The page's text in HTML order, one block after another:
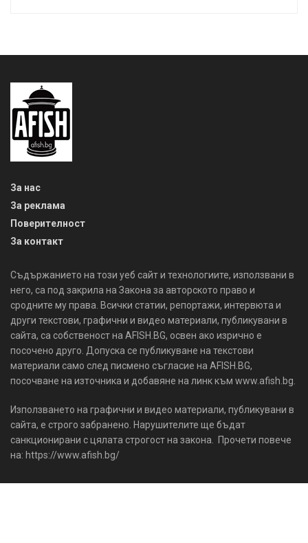
За нас
За реклама
Поверителност
За контакт
Съдържанието на този уеб сайт и технологиите, използвани в
него, са под закрила на Закона за авторското право и
сродните му права. Всички статии, репортажи, интервюта и
други текстови, графични и видео материали, публикувани в
сайта, са собственост на AFISH.BG, освен ако изрично е
посочено друго. Допуска се публикуване на текстови
материали само след писмено съгласие на AFISH.BG,
посочване на източника и добавяне на линк към www.afish.bg.
Използването на графични и видео материали, публикувани в
сайта, е строго забранено. Нарушителите ще бъдат
санкционирани с цялата строгост на закона. Прочети повече
на: https://www.afish.bg/